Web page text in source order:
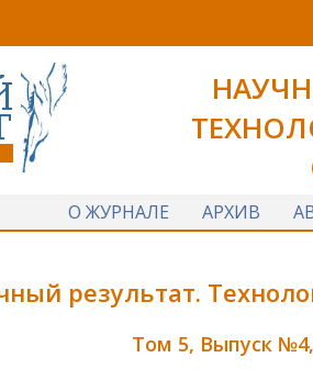
О ЖУРНАЛЕ
АРХИВ
результат.
Том 5, Выпуск